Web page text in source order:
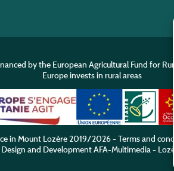
by the European Agricultural Fund for
Europe invests in rural areas
in Mount Lozère2019/2026 -Terms and
Design and DevelopmentAFA-Multimedia-